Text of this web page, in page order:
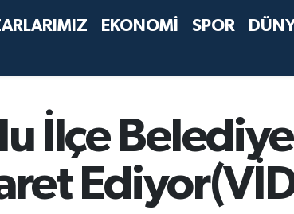
EKONOMİ SPOR
İlçe Belediye